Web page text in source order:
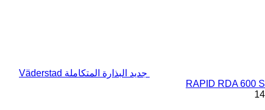
جديد البذارة المتكاملة Väderstad
RAPID RDA 600 S
14